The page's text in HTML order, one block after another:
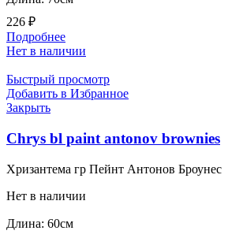
226 ₽
Подробнее
Нет в наличии
Быстрый просмотр
Добавить в Избранное
Закрыть
Chrys bl paint antonov brownies
Хризантема гр Пейнт Антонов Броунес
Нет в наличии
Длина: 60см